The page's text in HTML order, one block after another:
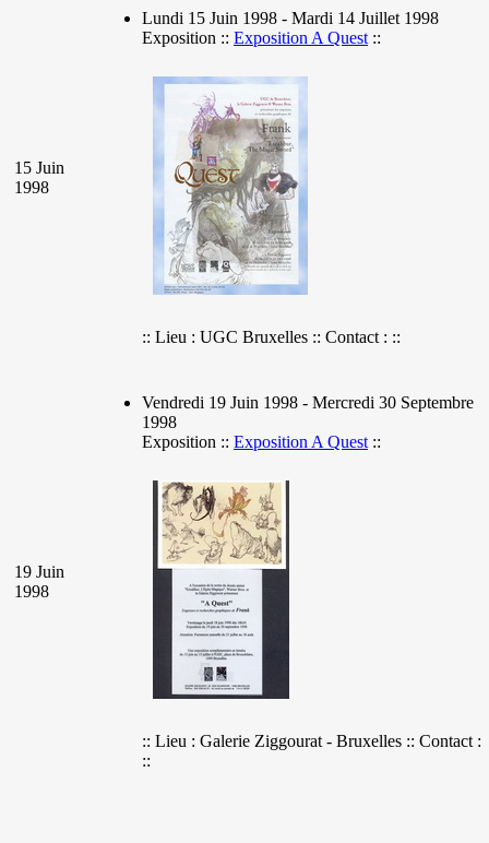
15 Juin
1998
Lundi 15 Juin 1998 - Mardi 14 Juillet 1998
Exposition :: Exposition A Quest ::
:: Lieu : UGC Bruxelles :: Contact : ::
19 Juin
1998
Vendredi 19 Juin 1998 - Mercredi 30 Septembre
1998
Exposition :: Exposition A Quest ::
:: Lieu : Galerie Ziggourat - Bruxelles :: Contact :
::